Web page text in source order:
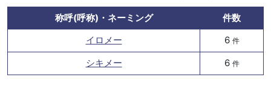
称呼(呼称)・ネーミング
件数
イロメー
6 件
シキメー 6 件